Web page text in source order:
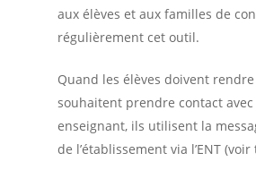
aux élèves et aux familles de
régulièrement cet outil.
Quand les élèves doivent
souhaitent prendre contact
enseignant, ils utilisent la
de l’établissement via l’ENT